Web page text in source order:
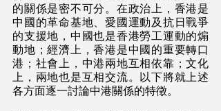
的關係是密不可分。在政治上，香港是
中國的革命基地、愛國運動及抗日戰爭
的支援地，中國也是香港勞工運動的煽
動地；經濟上，香港是中國的重要轉口
港；社會上，中港兩地互相依靠；文化
上，兩地也是互相交流。以下將就上述
各方面逐一討論中港關係的特徵。